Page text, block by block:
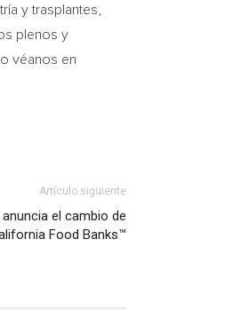
y trasplantes,
plenos y
, o véanos en
Artículo siguiente
el cambio de
Food Banks™